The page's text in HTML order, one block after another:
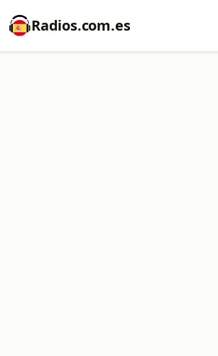
Radios.com.es